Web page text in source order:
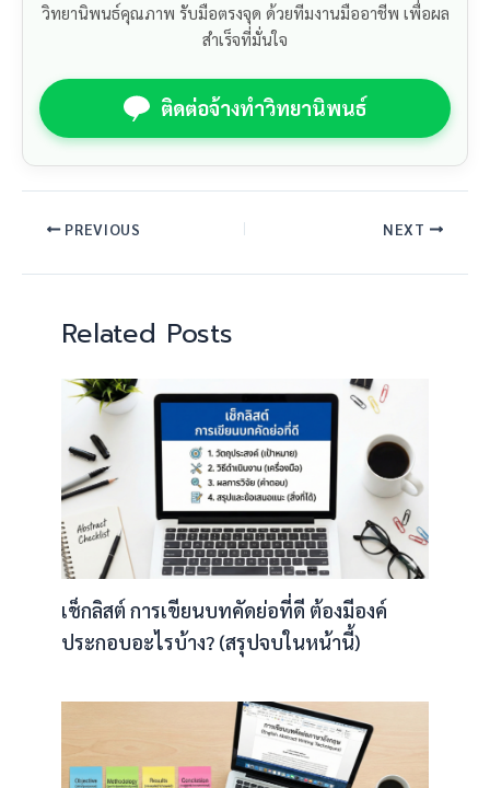
วิทยานิพนธ์คุณภาพ รับมือตรงจุด ด้วยทีมงานมืออาชีพ เพื่อผล
สำเร็จที่มั่นใจ
ติดต่อจ้างทำวิทยานิพนธ์
PREVIOUS NEXT
Related Posts
เช็กลิสต์ การเขียนบทคัดย่อที่ดี ต้องมีองค์
ประกอบอะไรบ้าง? (สรุปจบในหน้านี้)